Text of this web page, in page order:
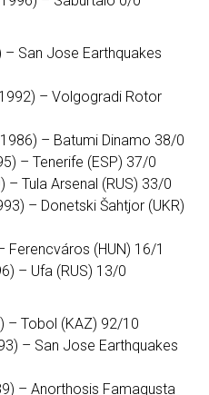
San Jose Earthquakes
– Volgogradi Rotor
– Batumi Dinamo 38/0
– Tenerife (ESP) 37/0
– Tula Arsenal (RUS) 33/0
– Donetski Šahtjor (UKR)
Ferencváros (HUN) 16/1
– Ufa (RUS) 13/0
– Tobol (KAZ) 92/10
– San Jose Earthquakes
– Anorthosis Famagusta